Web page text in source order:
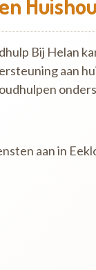
Bij Helan
aan
aan in